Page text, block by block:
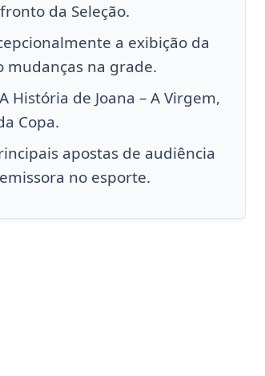
da Seleção.
a exibição da
mudanças na grade.
História de Joana – A Virgem,
Copa.
apostas de audiência
no esporte.